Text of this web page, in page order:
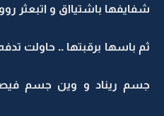
شفايفها باشتيااق و اتبعثر
ثم باسها برقبتها .. حاولت
جسم ريناد و وين جسم